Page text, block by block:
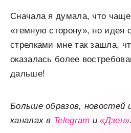
Сначала я думала, что чаще
«темную сторону», но идея
стрелками мне так зашла,
оказалась более
дальше!
Больше образов, новостей
каналах в Telegram и«Дзен»